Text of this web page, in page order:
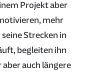
Projekt aber
mehr
Strecken in
begleiten ihn
auch längere